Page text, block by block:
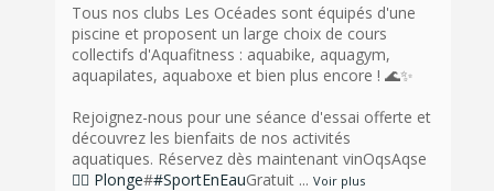
Tous nos clubs Les Océades sont équipés d'une
piscine et proposent un large choix de cours
collectifs d'Aquafitness : aquabike, aquagym,
aquapilates, aquaboxe et bien plus encore ! 🌊✨
Rejoignez-nous pour une séance d'essai offerte et
découvrez les bienfaits de nos activités
aquatiques. Réservez dès maintenant vinOqsAqse
🏊‍♀️ Plonge##SportEnEauGratuit ...Voir plus